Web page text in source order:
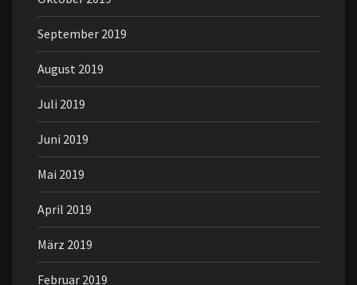
September 2019
August 2019
Juli 2019
Juni 2019
Mai 2019
April 2019
März 2019
Februar 2019